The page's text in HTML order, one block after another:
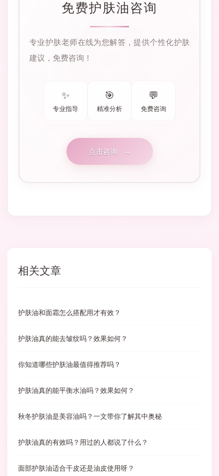
免费护肤油咨询
专业护肤老师在线为您解答，提供个性化护肤
建议，免费咨询！
✨
专业指导
🎯
精准分析
💬
免费咨询
点击咨询 →
相关文章
护肤油和面霜怎么搭配用才有效？
护肤油真的能去皱纹吗？效果如何？
你知道哪些护肤油最值得推荐吗？
护肤油真的能平衡水油吗？效果如何？
秋冬护肤油是美容油吗？一文带你了解其中奥秘
护肤油真的有效吗？用过的人都说了什么？
面部护肤油适合干皮还是油皮使用呀？